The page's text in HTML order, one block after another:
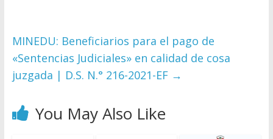
MINEDU: Beneficiarios para el pago de
«Sentencias Judiciales» en calidad de cosa
juzgada | D.S. N.° 216-2021-EF →
You May Also Like